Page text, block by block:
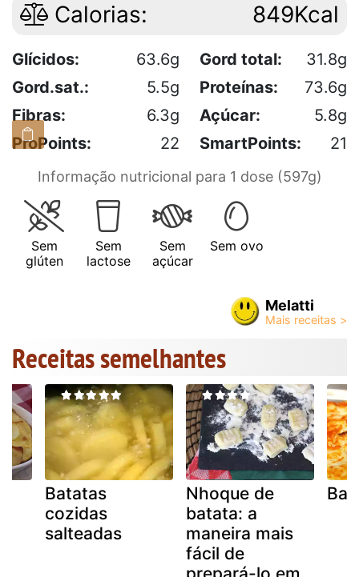
Calorias: 849Kcal
Glícidos: 63.6g Gord total:
31.8g
Gord.sat.:
5.5g Proteínas:
73.6g
Fibras:
6.3g Açúcar:
5.8g
ProPoints:
22 SmartPoints: 21
Informação nutricional para 1 dose (597g)
Sem
glúten
Sem
lactose
Sem
açúcar
Sem ovo
Melatti
Receitas semelhantes
Batatas
cozidas
salteadas
Nhoque de
batata: a
maneira mais
fácil de